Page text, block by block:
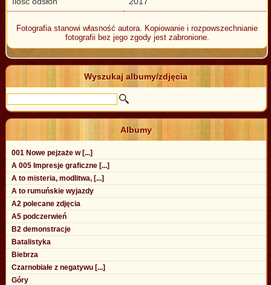
Fotografia stanowi własność autora. Kopiowanie i rozpowszechnianie
fotografii bez jego zgody jest zabronione.
Wyszukaj albumy/zdjęcia
Albumy
001 Nowe pejzaże w [...]
A 005 Impresje graficzne [...]
A to misteria, modlitwa, [...]
A to rumuńskie wyjazdy
A2 polecane zdjęcia
A5 podczerwień
B2 demonstracje
Batalistyka
Biebrza
Czarnobiałe z negatywu [...]
Góry